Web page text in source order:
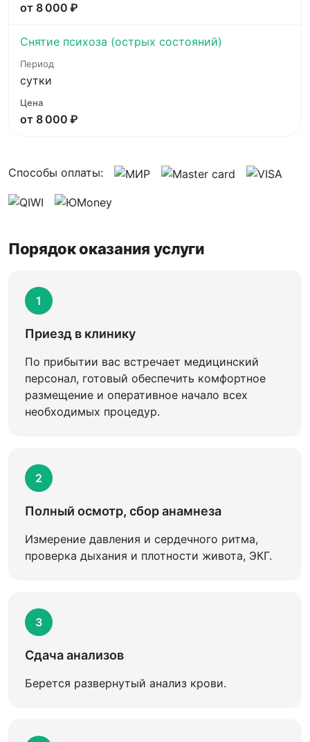
от 8 000 ₽
Снятие психоза (острых состояний)
сутки
от 8 000 ₽
Способы оплаты:
Порядок оказания услуги
1
Приезд в клинику
По прибытии вас встречает медицинский
персонал, готовый обеспечить комфортное
размещение и оперативное начало всех
необходимых процедур.
2
Полный осмотр, сбор анамнеза
Измерение давления и сердечного ритма,
проверка дыхания и плотности живота, ЭКГ.
3
Сдача анализов
Берется развернутый анализ крови.